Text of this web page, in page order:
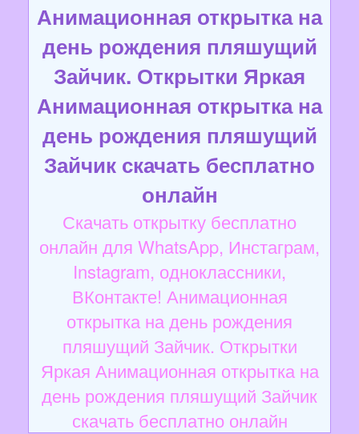
Анимационная открытка на
день рождения пляшущий
Зайчик. Открытки Яркая
Анимационная открытка на
день рождения пляшущий
Зайчик скачать бесплатно
онлайн
Скачать открытку бесплатно
онлайн для WhatsApp, Инстаграм,
Instagram, одноклассники,
ВКонтакте! Анимационная
открытка на день рождения
пляшущий Зайчик. Открытки
Яркая Анимационная открытка на
день рождения пляшущий Зайчик
скачать бесплатно онлайн